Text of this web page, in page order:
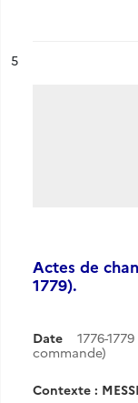
n°
5
Actes de
1779).
Date 1776-1779
commande)
Contexte :